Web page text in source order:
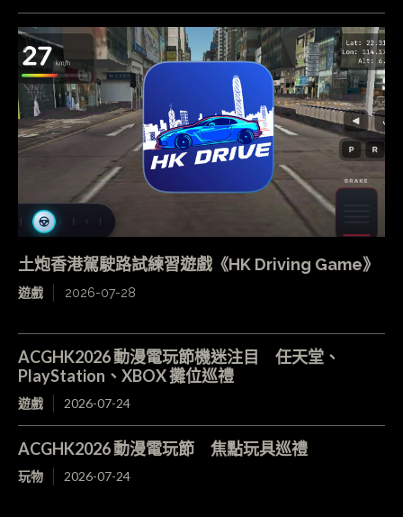
土炮香港駕駛路試練習遊戲《HK Driving Game》
遊戲 2026-07-28
ACGHK2026 動漫電玩節機迷注目 任天堂、
PlayStation、XBOX 攤位巡禮
遊戲 2026-07-24
ACGHK2026 動漫電玩節 焦點玩具巡禮
玩物 2026-07-24